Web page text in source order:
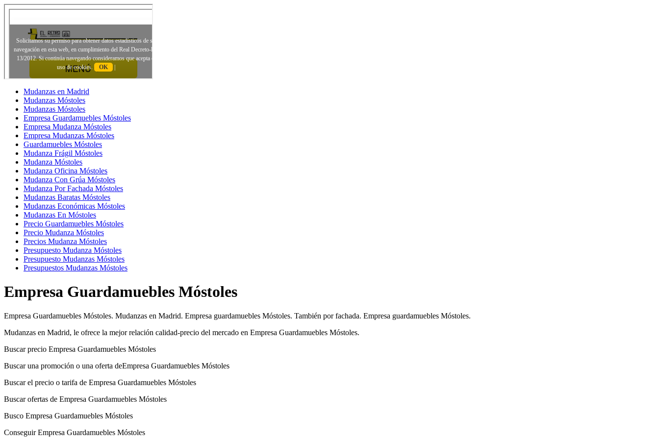
Mudanzas en Madrid
Mudanzas Móstoles
Mudanzas Móstoles
Empresa Guardamuebles Móstoles
Empresa Mudanza Móstoles
Empresa Mudanzas Móstoles
Guardamuebles Móstoles
Mudanza Frágil Móstoles
Mudanza Móstoles
Mudanza Oficina Móstoles
Mudanza Con Grúa Móstoles
Mudanza Por Fachada Móstoles
Mudanzas Baratas Móstoles
Mudanzas Económicas Móstoles
Mudanzas En Móstoles
Precio Guardamuebles Móstoles
Precio Mudanza Móstoles
Precios Mudanza Móstoles
Presupuesto Mudanza Móstoles
Presupuesto Mudanzas Móstoles
Presupuestos Mudanzas Móstoles
Empresa Guardamuebles Móstoles
Empresa Guardamuebles Móstoles. Mudanzas en Madrid. Empresa guardamuebles Móstoles. También por fachada. Empresa guardamuebles Móstoles.
Mudanzas en Madrid, le ofrece la mejor relación calidad-precio del mercado en Empresa Guardamuebles Móstoles.
Buscar precio Empresa Guardamuebles Móstoles
Buscar una promoción o una oferta deEmpresa Guardamuebles Móstoles
Buscar el precio o tarifa de Empresa Guardamuebles Móstoles
Buscar ofertas de Empresa Guardamuebles Móstoles
Busco Empresa Guardamuebles Móstoles
Conseguir Empresa Guardamuebles Móstoles